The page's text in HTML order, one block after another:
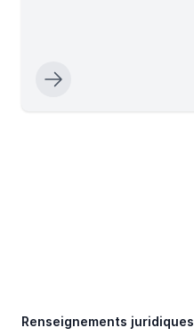
Renseignements juridiques